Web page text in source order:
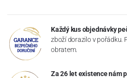
Každý kus objednávky
zboží dorazilo v pořádku.
obratem.
Za 26 let existence nám